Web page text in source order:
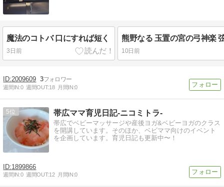
魔法のコトバ 口にすれば短く
3日前 10日前
2009609 3
週間IN:0 週間OUT:18 月間IN:0
5 帯広ママ育児日記-ニコミトラ-
帯広でベビーマッサージや産後ヨガ&ベビーヨガのクラス
を開講しています。そのほか、ベビママ向けのイベント
を企画しています。育児日記も更新中〜！
1899866
週間IN:0 週間OUT:12 月間IN:0